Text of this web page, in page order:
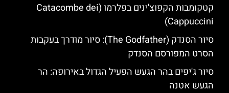
קטקומבות הקפוצ'ינים בפלרמו (Catacombe dei
Cappuccini)
סיור הסנדק (The Godfather): סיור מודרך בעקבות
הסרט המפורסם הסנדק
סיור ג'יפים בהר הגעש הפעיל הגדול באירופה: הר
הגעש אטנה